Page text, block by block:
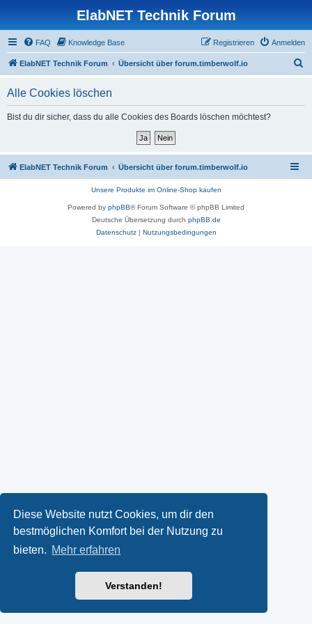
Diese Website nutzt Cookies, um dir den
bestmöglichen Komfort bei der Nutzung zu
bieten. Mehr erfahren
Verstanden!
ElabNET Technik Forum
FAQ Knowledge Base Anmelden
Registrieren
ElabNET Technik Forum Übersicht über forum.timberwolf.io
Alle Cookies löschen
Bist du dir sicher, dass du alle Cookies des Boards löschen möchtest?
ElabNET Technik Forum Übersicht über forum.timberwolf.io
Unsere Produkte im Online-Shop kaufen
Powered by phpBB® Forum Software © phpBB Limited
Deutsche Übersetzung durch phpBB.de
Datenschutz| Nutzungsbedingungen